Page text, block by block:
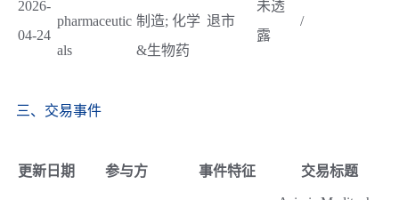
2026-
04-24
pharmaceutic
als
制造; 化学
&生物药
退市
未透
露
/
三、交易事件
更新日期 参与方 事件特征 交易标题